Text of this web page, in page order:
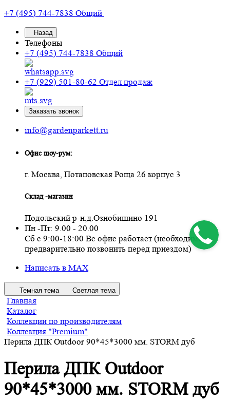
+7 (495) 744-7838 Общий
Назад
Телефоны
+7 (495) 744-7838 Общий
+7 (929) 501-80-62 Отдел продаж
Заказать звонок
info@gardenparkett.ru
Офис шоу-рум:
г. Москва, Потаповская Роща 26 корпус 3
Склад -магазин
Подольский р-н,д.Ознобишино 191
Пн -Пт: 9.00 - 20.00
Сб с 9:00-18:00 Вс офис работает (необходимо
предварительно позвонить перед приездом)
Написать в MAX
Темная тема Светлая тема
Главная
Каталог
Коллекции по производителям
Коллекция "Premium"
Перила ДПК Outdoor 90*45*3000 мм. STORM дуб
Перила ДПК Outdoor
90*45*3000 мм. STORM дуб